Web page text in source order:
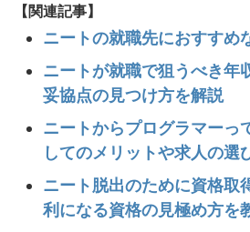
【関連記事】
ニートの就職先におすすめ
ニートが就職で狙うべき年
妥協点の見つけ方を解説
ニートからプログラマーっ
してのメリットや求人の選
ニート脱出のために資格取
利になる資格の見極め方を